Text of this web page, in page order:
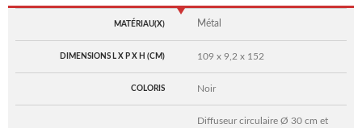
MATÉRIAU(X) Métal
DIMENSIONS L X P X H (CM) 109 x 9,2 x 152
COLORIS Noir
Diffuseur circulaire Ø 30 cm et